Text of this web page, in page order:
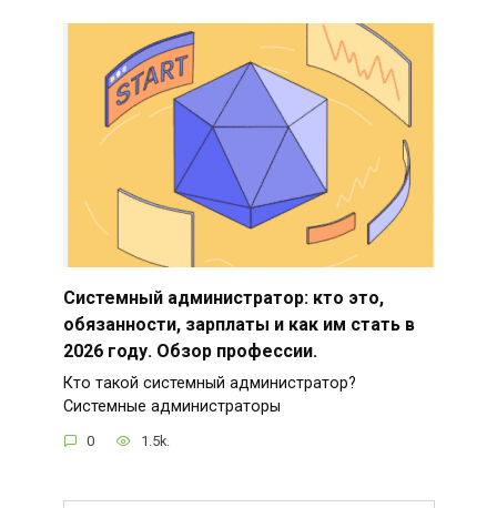
Системный администратор: кто это,
обязанности, зарплаты и как им стать в
2026 году. Обзор профессии.
Кто такой системный администратор?
Системные администраторы
0 1.5k.